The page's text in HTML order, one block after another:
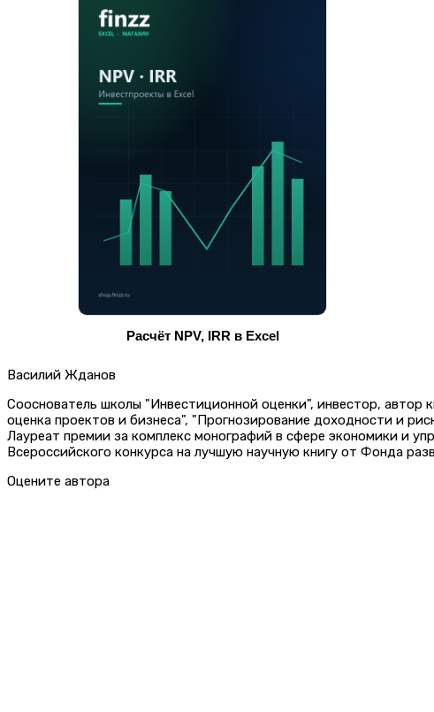
Расчёт NPV, IRR в Excel
Василий Жданов
Сооснователь школы "Инвестиционной оценки", инвестор,
оценка проектов и бизнеса", "Прогнозирование доходности и
Лауреат премии за комплекс монографий в сфере экономики и
Всероссийского конкурса на лучшую научную книгу от Фонда
Оцените автора